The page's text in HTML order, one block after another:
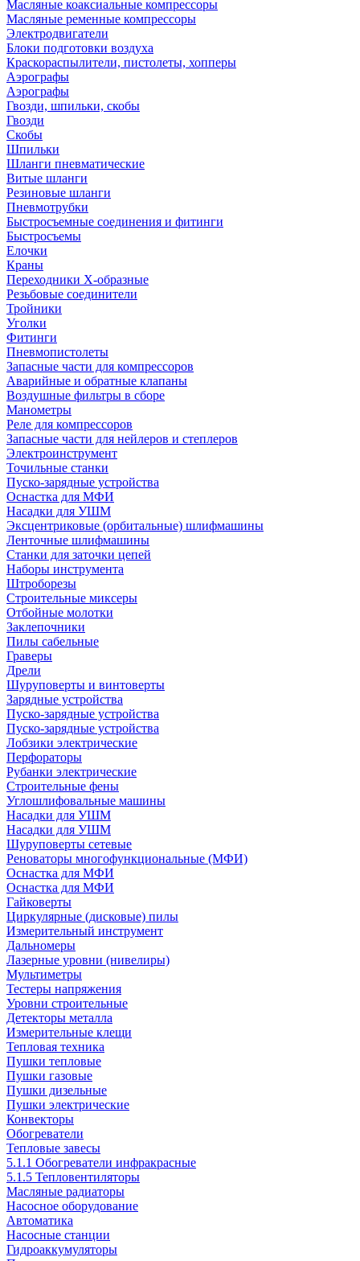
Масляные коаксиальные компрессоры
Масляные ременные компрессоры
Электродвигатели
Блоки подготовки воздуха
Краскораспылители, пистолеты, хопперы
Аэрографы
Аэрографы
Гвозди, шпильки, скобы
Гвозди
Скобы
Шпильки
Шланги пневматические
Витые шланги
Резиновые шланги
Пневмотрубки
Быстросъемные соединения и фитинги
Быстросъемы
Елочки
Краны
Переходники Х-образные
Резьбовые соединители
Тройники
Уголки
Фитинги
Пневмопистолеты
Запасные части для компрессоров
Аварийные и обратные клапаны
Воздушные фильтры в сборе
Манометры
Реле для компрессоров
Запасные части для нейлеров и степлеров
Электроинструмент
Точильные станки
Пуско-зарядные устройства
Оснастка для МФИ
Насадки для УШМ
Эксцентриковые (орбитальные) шлифмашины
Ленточные шлифмашины
Станки для заточки цепей
Наборы инструмента
Штроборезы
Строительные миксеры
Отбойные молотки
Заклепочники
Пилы сабельные
Граверы
Дрели
Шуруповерты и винтоверты
Зарядные устройства
Пуско-зарядные устройства
Пуско-зарядные устройства
Лобзики электрические
Перфораторы
Рубанки электрические
Строительные фены
Углошлифовальные машины
Насадки для УШМ
Насадки для УШМ
Шуруповерты сетевые
Реноваторы многофункциональные (МФИ)
Оснастка для МФИ
Оснастка для МФИ
Гайковерты
Циркулярные (дисковые) пилы
Измерительный инструмент
Дальномеры
Лазерные уровни (нивелиры)
Мультиметры
Тестеры напряжения
Уровни строительные
Детекторы металла
Измерительные клещи
Тепловая техника
Пушки тепловые
Пушки газовые
Пушки дизельные
Пушки электрические
Конвекторы
Обогреватели
Тепловые завесы
5.1.1 Обогреватели инфракрасные
5.1.5 Тепловентиляторы
Масляные радиаторы
Насосное оборудование
Автоматика
Насосные станции
Гидроаккумуляторы